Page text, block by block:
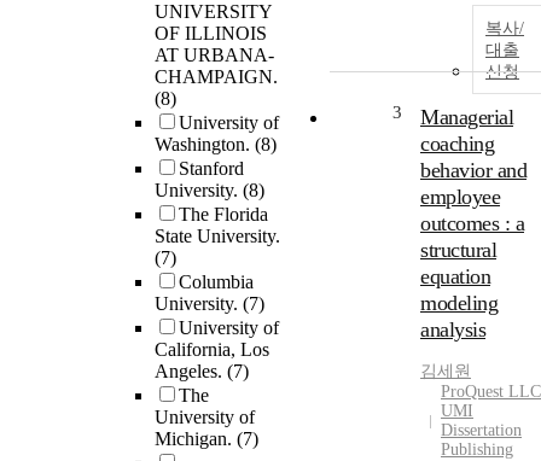
UNIVERSITY
OF ILLINOIS
AT URBANA-
CHAMPAIGN.
(8)
University of
Washington. (8)
Stanford
University. (8)
The Florida
State University.
(7)
Columbia
University. (7)
University of
California, Los
Angeles. (7)
The
University of
Michigan. (7)
복사/
대출
신청
3
Managerial
coaching
behavior and
employee
outcomes : a
structural
equation
modeling
analysis
김세원
ProQuest LLC
UMI
Dissertation
Publishing